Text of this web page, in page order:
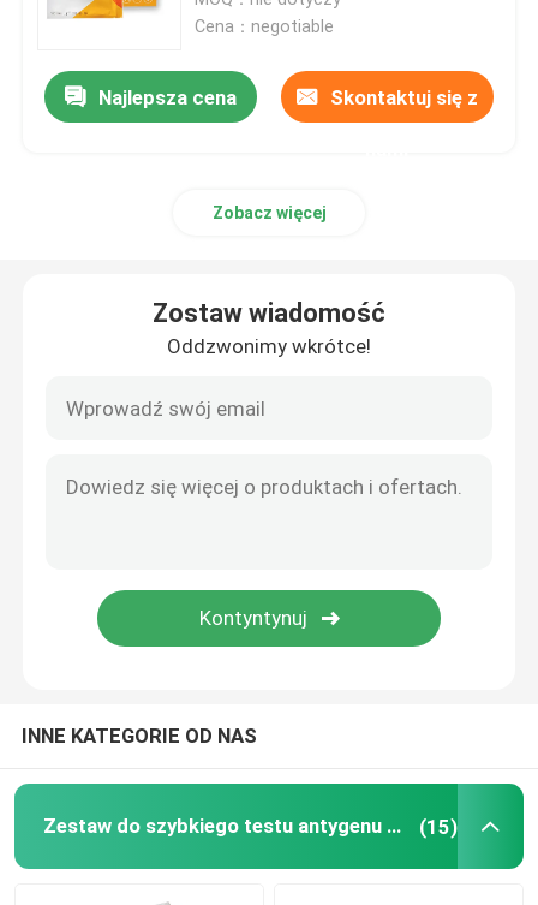
Szybki test markerów nowotworowych
Szybki test PCR
Zestaw do testów biochemicznych
Cena：negotiable
Najlepsza cena Skontaktuj się z
Zobacz więcej
Zostaw wiadomość
Oddzwonimy wkrótce!
INNE KATEGORIE OD NAS
Zestaw do szybkiego testu antygenu Covid 19 (15)